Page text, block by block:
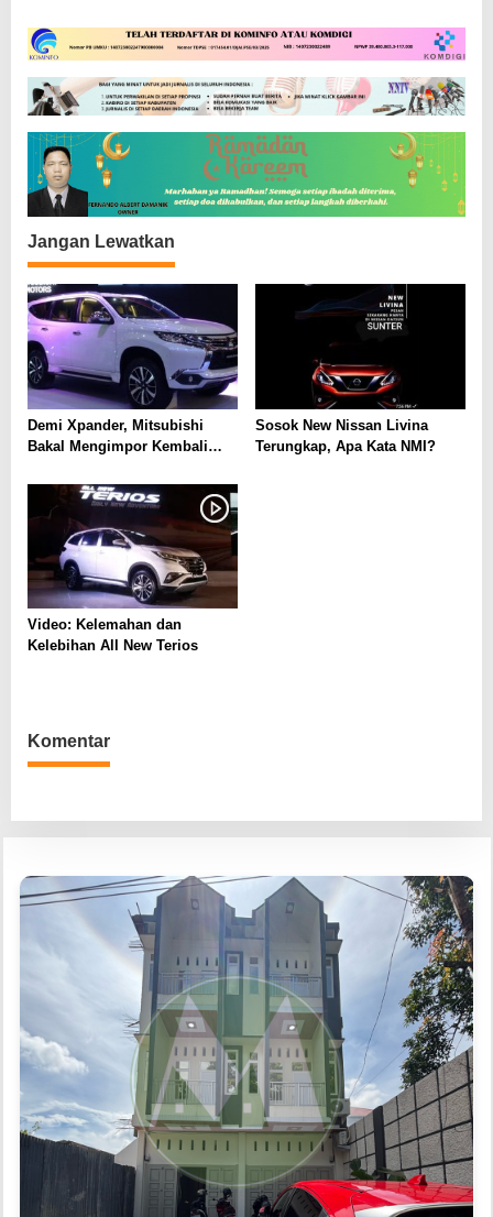
s
Jangan Lewatkan
Demi Xpander, Mitsubishi
Bakal Mengimpor Kembali
Sosok New Nissan Livina
Terungkap, Apa Kata NMI?
Video: Kelemahan dan
Kelebihan All New Terios
Komentar